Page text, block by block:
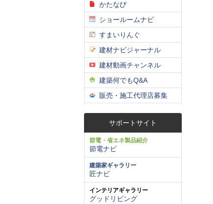
かたなび
ショールームナビ
すまいりんぐ
建材ナビジャーナル
建材動画チャンネル
建築何でもQ&A
販売・施工代理店募集
サポートサイト
節電・省エネ製品紹介
節電ナビ
建築家ギャラリー
匠ナビ
インテリアギャラリー
グッドリビング